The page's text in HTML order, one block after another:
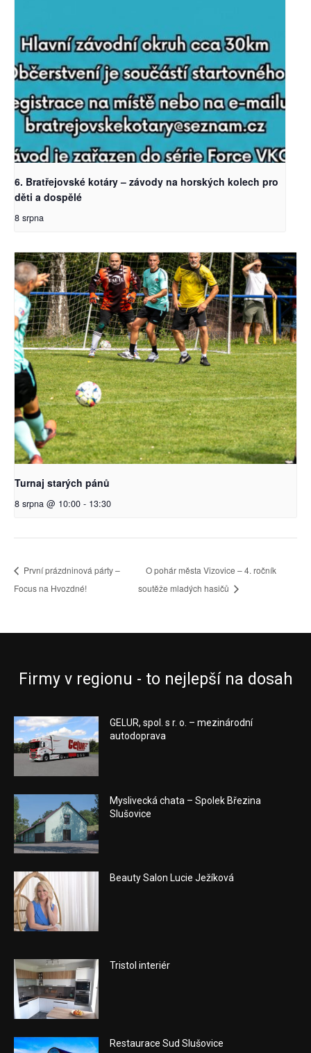
6. Bratřejovské kotáry – závody na horských kolech pro
děti a dospělé
8 srpna
Turnaj starých pánů
8 srpna @ 10:00 - 13:30
První prázdninová párty –
Focus na Hvozdné!
O pohár města Vizovice – 4. ročník
soutěže mladých hasičů
Firmy v regionu - to nejlepší na dosah
GELUR, spol. s r. o. – mezinárodní
autodoprava
Myslivecká chata – Spolek Březina
Slušovice
Beauty Salon Lucie Ježíková
Tristol interiér
Restaurace Sud Slušovice